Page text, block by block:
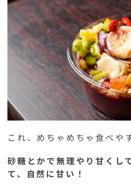
これ、めちゃめちゃ食べや
砂糖とかで無理やり甘くし
て、自然に甘い！